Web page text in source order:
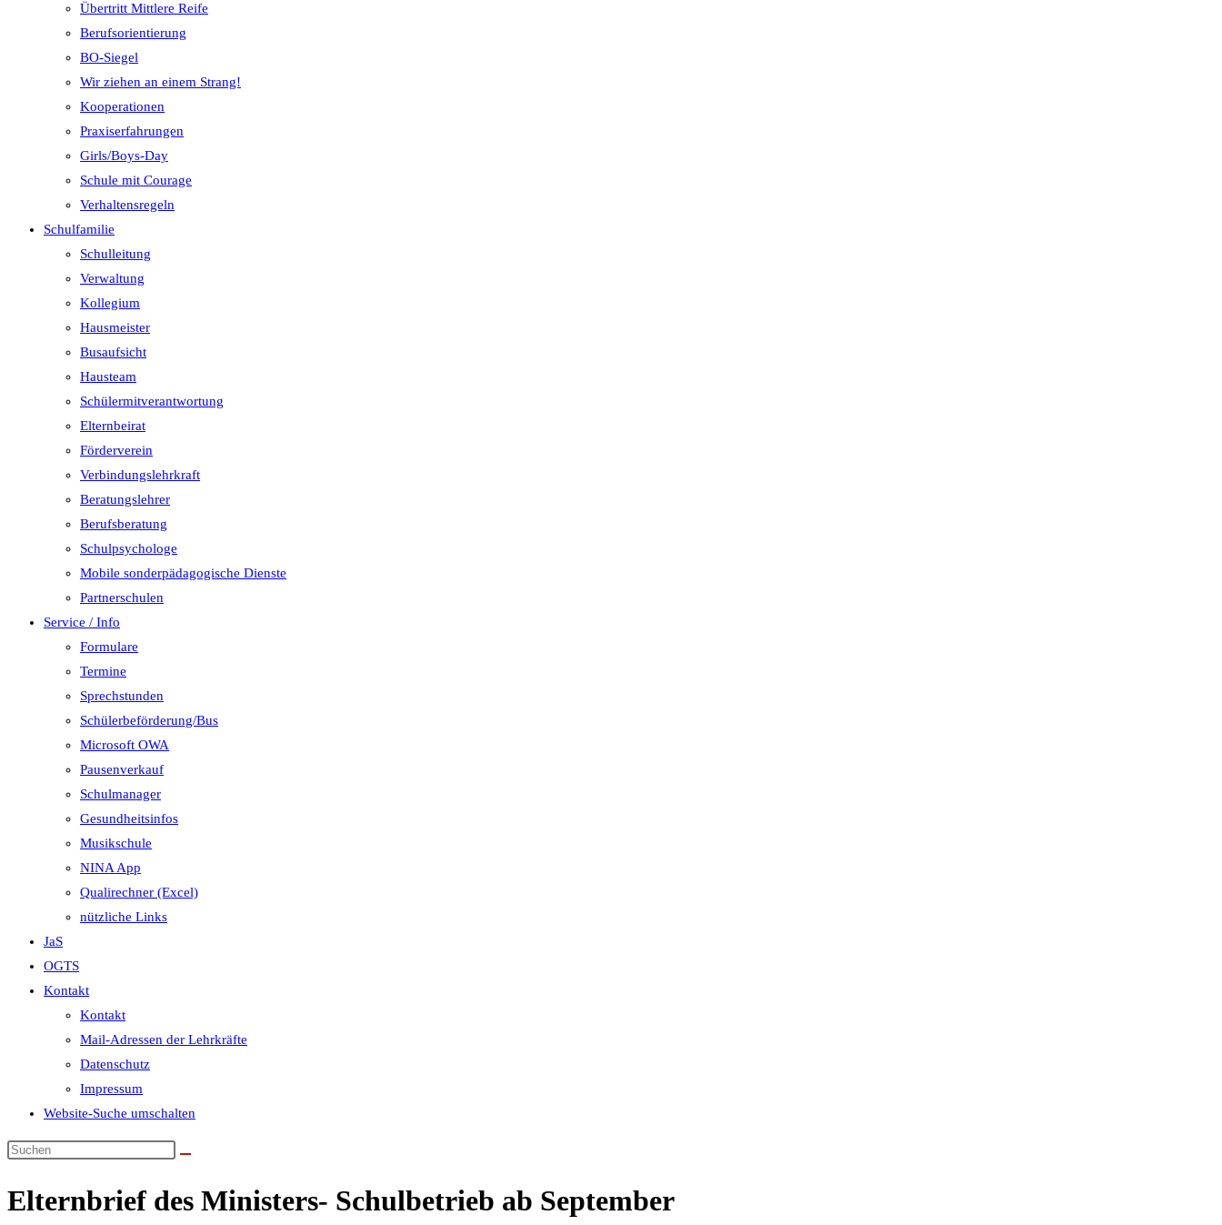
Übertritt Mittlere Reife
Berufsorientierung
BO-Siegel
Wir ziehen an einem Strang!
Kooperationen
Praxiserfahrungen
Girls/Boys-Day
Schule mit Courage
Verhaltensregeln
Schulfamilie
Schulleitung
Verwaltung
Kollegium
Hausmeister
Busaufsicht
Hausteam
Schülermitverantwortung
Elternbeirat
Förderverein
Verbindungslehrkraft
Beratungslehrer
Berufsberatung
Schulpsychologe
Mobile sonderpädagogische Dienste
Partnerschulen
Service / Info
Formulare
Termine
Sprechstunden
Schülerbeförderung/Bus
Microsoft OWA
Pausenverkauf
Schulmanager
Gesundheitsinfos
Musikschule
NINA App
Qualirechner (Excel)
nützliche Links
JaS
OGTS
Kontakt
Kontakt
Mail-Adressen der Lehrkräfte
Datenschutz
Impressum
Website-Suche umschalten
Elternbrief des Ministers- Schulbetrieb ab September